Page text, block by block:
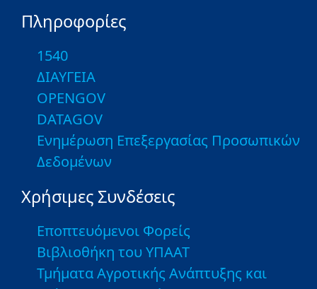
Πληροφορίες
1540
ΔΙΑΥΓΕΙΑ
OPENGOV
DATAGOV
Ενημέρωση Επεξεργασίας Προσωπικών
Δεδομένων
Χρήσιμες Συνδέσεις
Εποπτευόμενοι Φορείς
Βιβλιοθήκη του ΥΠΑΑΤ
Τμήματα Αγροτικής Ανάπτυξης και